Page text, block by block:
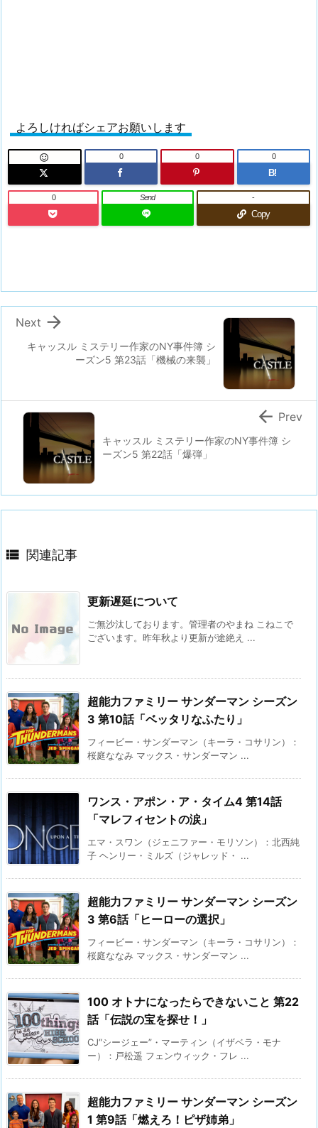
よろしければシェアお願いします
 0 0
B!
0
0 Send
Copy
-
キャッスル ミステリー作家のNY事件簿 シ
ーズン5 第23話「機械の来襲」

Next
キャッスル ミステリー作家のNY事件簿 シ
ーズン5 第22話「爆弾」
 Prev
 関連記事
更新遅延について
ご無沙汰しております。管理者のやまね こねこで
ございます。昨年秋より更新が途絶え ...
超能力ファミリー サンダーマン シーズン
3 第10話「ベッタリなふたり」
フィービー・サンダーマン（キーラ・コサリン）：
桜庭ななみ マックス・サンダーマン ...
ワンス・アポン・ア・タイム4 第14話
「マレフィセントの涙」
エマ・スワン（ジェニファー・モリソン）：北西純
子 ヘンリー・ミルズ（ジャレッド・ ...
超能力ファミリー サンダーマン シーズン
3 第6話「ヒーローの選択」
フィービー・サンダーマン（キーラ・コサリン）：
桜庭ななみ マックス・サンダーマン ...
100 オトナになったらできないこと 第22
話「伝説の宝を探せ！」
CJ“シージェー”・マーティン（イザベラ・モナ
ー）：戸松遥 フェンウィック・フレ ...
超能力ファミリー サンダーマン シーズン
1 第9話「燃えろ！ピザ姉弟」